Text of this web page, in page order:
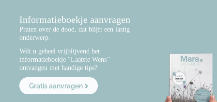
Informatieboekje aanvragen
Praten over de dood, dat blijft een lastig
onderwerp.
Wilt u geheel vrijblijvend het
informatieboekje “Laatste Wens’’
ontvangen met handige tips?
Gratis aanvragen